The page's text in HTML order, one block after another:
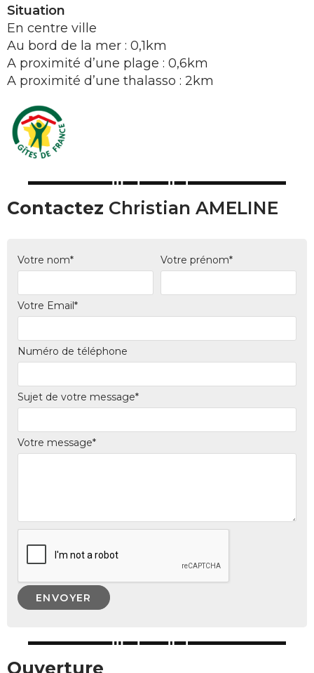
Situation
En centre ville
Au bord de la mer : 0,1km
A proximité d’une plage : 0,6km
A proximité d’une thalasso : 2km
Contactez Christian AMELINE
Votre nom* Votre prénom*
Votre Email*
Numéro de téléphone
Sujet de votre message*
Votre message*
Ouverture